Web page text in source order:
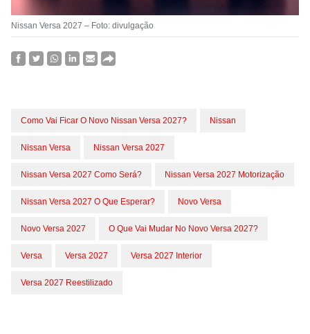
Nissan Versa 2027 – Foto: divulgação
Como Vai Ficar O Novo Nissan Versa 2027? Nissan
Nissan Versa Nissan Versa 2027
Nissan Versa 2027 Como Será? Nissan Versa 2027 Motorização
Nissan Versa 2027 O Que Esperar? Novo Versa
Novo Versa 2027 O Que Vai Mudar No Novo Versa 2027?
Versa Versa 2027 Versa 2027 Interior
Versa 2027 Reestilizado